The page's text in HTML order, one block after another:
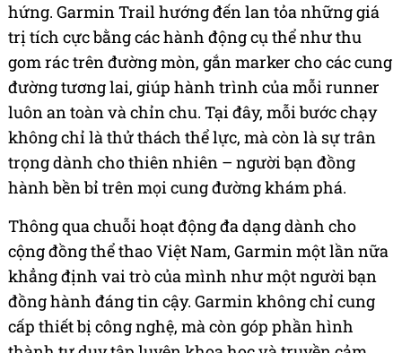
hứng. Garmin Trail hướng đến lan tỏa những giá
trị tích cực bằng các hành động cụ thể như thu
gom rác trên đường mòn, gắn marker cho các cung
đường tương lai, giúp hành trình của mỗi runner
luôn an toàn và chỉn chu. Tại đây, mỗi bước chạy
không chỉ là thử thách thể lực, mà còn là sự trân
trọng dành cho thiên nhiên – người bạn đồng
hành bền bỉ trên mọi cung đường khám phá.
Thông qua chuỗi hoạt động đa dạng dành cho
cộng đồng thể thao Việt Nam, Garmin một lần nữa
khẳng định vai trò của mình như một người bạn
đồng hành đáng tin cậy. Garmin không chỉ cung
cấp thiết bị công nghệ, mà còn góp phần hình